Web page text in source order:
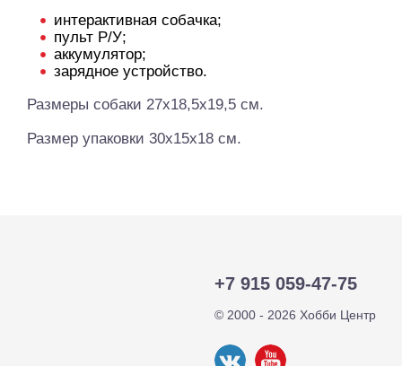
интерактивная собачка;
пульт Р/У;
аккумулятор;
зарядное устройство.
Размеры собаки 27х18,5х19,5 см.
Размер упаковки 30х15х18 см.
+7 915 059-47-75
© 2000 - 2026 Хобби Центр